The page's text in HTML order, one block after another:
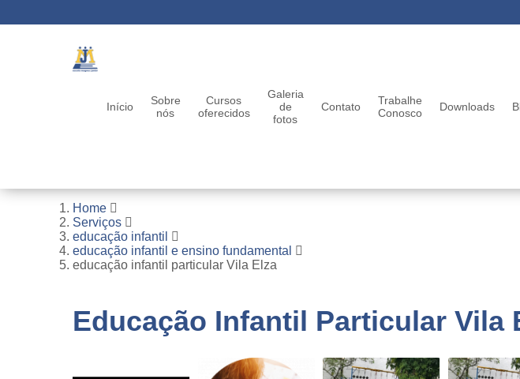
Início
Sobre
nós
Cursos
oferecidos
Galeria
de
fotos
Contato
Trabalhe
Conosco
Downloads
Home
Serviços
educação infantil
educação infantil e ensino fundamental
educação infantil particular Vila Elza
Educação Infantil Particular Vila